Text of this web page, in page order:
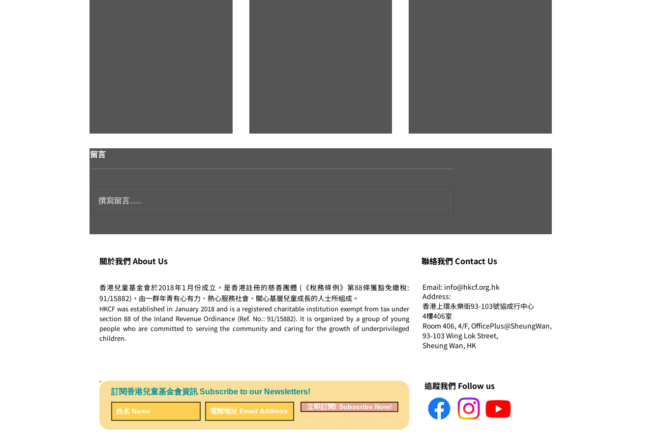
留言
撰寫留言......
關於我們 About Us
香港兒童基金會於2018年1月份成立，是香港註冊的慈善團體 (《稅務條例》第88條獲豁免繳稅:
91/15882)，由一群年青有心有力、熱心服務社會、關心基層兒童成長的人士所組成。
HKCF was established in January 2018 and is a registered charitable institution exempt from tax under
section 88 of the Inland Revenue Ordinance (Ref. No.: 91/15882). It is organized by a group of young
people who are committed to serving the community and caring for the growth of underprivileged
children.
訂閱香港兒童基金會資訊 Subscribe to our Newsletters!
立即訂閱! Subscribe Now!
聯絡我們 Contact Us
Email: info@hkcf.org.hk
Address:
香港上環永樂街93-103號協成行中心
4樓406室
Room 406, 4/F, OfficePlus@SheungWan,
93-103 Wing Lok Street,
Sheung Wan, HK
追蹤我們 Follow us